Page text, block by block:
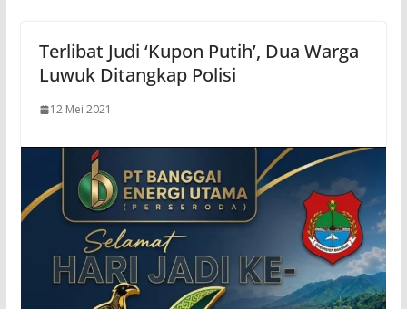
Terlibat Judi ‘Kupon Putih’, Dua Warga
Luwuk Ditangkap Polisi
12 Mei 2021